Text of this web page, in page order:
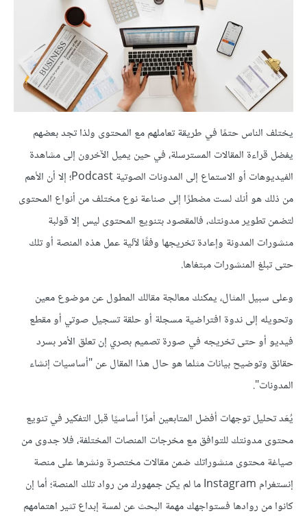
يختلف الناس حتمًا في طريقة تعاملهم مع المحتوى ولذا تجد بعضهم
يفضل قراءة المقالات المسترسلة، في حين يميل الآخرون إلى مشاهدة
الفيديوهات أو الاستماع إلى المدونات الصوتية Podcast؛ إلا أن الأهم
من ذلك هو أنك لست مضطرًا إلى صناعة نوع مختلف من أنواع المحتوى
لتضمن تطوير مدونتك، فالمقصود بتنويع المحتوى ليس إلا قولبة
منشورات المدونة وإعادة تخريجها وفقًا لآلية عمل هذه المنصة أو تلك
حتى تبلغ المنشورات مبتغاها.
وعلى سبيل المثال، يمكنك معالجة مقالك المطول عن موضوع معين
وتحويله إلى ندوة افتراضية مسجلة أو حلقة تسجيل صوتي أو مقطع
فيديو أو حتى تخريجه في صورة تصميم بصري إن تعلق الأمر بسرد
حقائق وتوضيح بيانات مثلما هو حال هذا المقال عن "أساسيات إنشاء
المدونات".
يُعَد تحليل توجهات أفضل المتابعين أمرًا أساسيًا قبل التفكير في تنويع
محتوى مدونتك للتوافق مع مخرجات المنصات المختلفة، فلا جدوى من
صياغة محتوى منشوراتك ضمن مقالات مختصرة ونشرها على منصة
إنستغرام Instagram ما لم يكن جمهورك من رواد تلك المنصة؛ أما إن
كانوا من روادها فستواجهك مهمة البحث عن لمسة إبداع تثير اهتمامهم